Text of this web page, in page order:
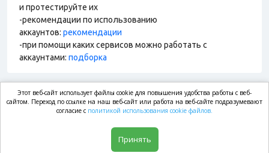
и протестируйте их
-рекомендации по использованию
аккаунтов: рекомендации
-при помощи каких сервисов можно работать с
аккаунтами: подборка
market.com
Этот веб-сайт использует файлы cookie для повышения удобства работы с веб-
сайтом. Переход по ссылке на наш веб-сайт или работа на веб-сайте подразумевают
согласие с политикой использования cookie файлов.
Принять